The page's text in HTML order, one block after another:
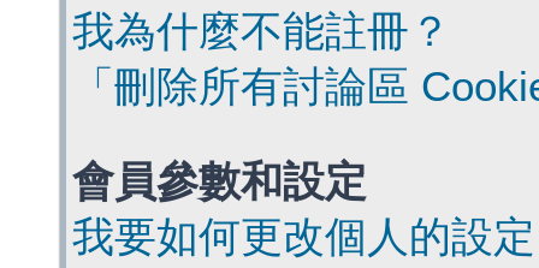
我為什麼不能註冊？
「刪除所有討論區
會員參數和設定
我要如何更改個人的設